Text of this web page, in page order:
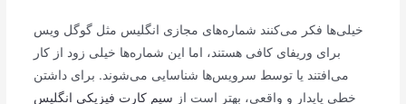
خیلی‌ها فکر می‌کنند شماره‌های مجازی انگلیس مثل گوگل ویس
برای وریفای کافی هستند، اما این شماره‌ها خیلی زود از کار
می‌افتند یا توسط سرویس‌ها شناسایی می‌شوند. برای داشتن
خطی پایدار و واقعی، بهتر است از سیم کارت فیزیکی انگلیس